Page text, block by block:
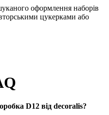
оформлення наборів
цукерками або
D12 від decoralis?